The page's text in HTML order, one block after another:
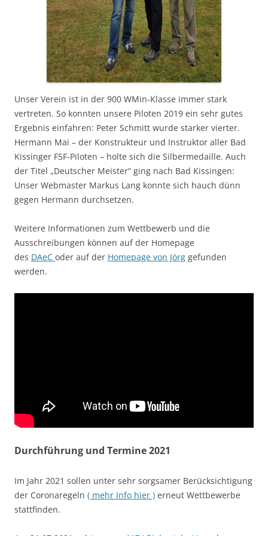
Unser Verein ist in der 900 WMin-Klasse immer stark
vertreten. So konnten unsere Piloten 2019 ein sehr gutes
Ergebnis einfahren: Peter Schmitt wurde starker vierter.
Hermann Mai – der Konstrukteur und Instruktor aller Bad
Kissinger F5F-Piloten – holte sich die Silbermedaille. Auch
der Titel „Deutscher Meister“ ging nach Bad Kissingen:
Unser Webmaster Markus Lang konnte sich hauch dünn
gegen Hermann durchsetzen.
Weitere Informationen zum Wettbewerb und die
Ausschreibungen können auf der Homepage
des DAeC oder auf der Homepage von Jörg gefunden
werden.
Durchführung und Termine 2021
Im Jahr 2021 sollen unter sehr sorgsamer Berücksichtigung
der Coronaregeln ( mehr Info hier ) erneut Wettbewerbe
stattfinden.